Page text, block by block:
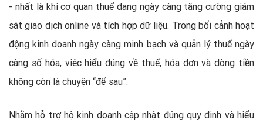
- nhất là khi cơ quan thuế đang ngày càng tăng cường giám
sát giao dịch online và tích hợp dữ liệu. Trong bối cảnh hoạt
động kinh doanh ngày càng minh bạch và quản lý thuế ngày
càng số hóa, việc hiểu đúng về thuế, hóa đơn và dòng tiền
không còn là chuyện “để sau”.
Nhằm hỗ trợ hộ kinh doanh cập nhật đúng quy định và hiểu